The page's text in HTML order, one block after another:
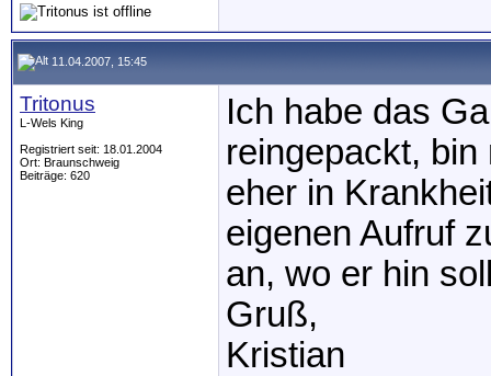
11.04.2007, 15:45
Tritonus
L-Wels King
Registriert seit: 18.01.2004
Ort: Braunschweig
Beiträge: 620
Ich habe das
reingepackt,
eher in
eigenen Aufruf
an, wo er hin
Gruß,
Kristian